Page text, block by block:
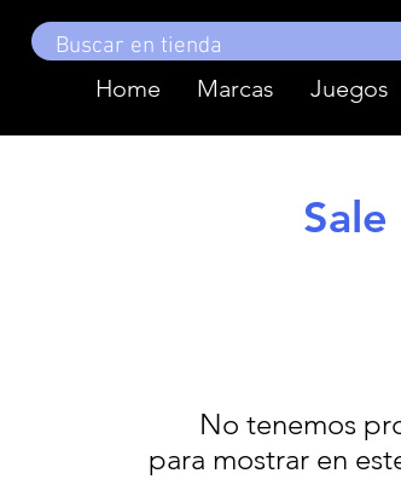
Home Marcas Juegos
Sale
No tenemos
para mostrar en